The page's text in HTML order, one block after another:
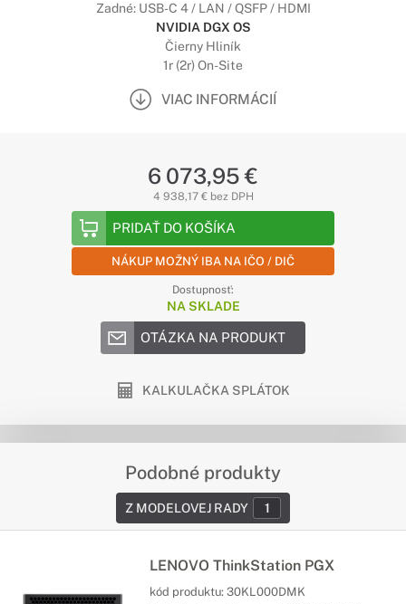
Zadné: USB-C 4 / LAN / QSFP / HDMI
NVIDIA DGX OS
Čierny Hliník
1r (2r) On-Site
VIAC INFORMÁCIÍ
6 073,95 €
4 938,17 € bez DPH
PRIDAŤ DO KOŠÍKA
NÁKUP MOŽNÝ IBA NA IČO / DIČ
Dostupnosť:
NA SKLADE
OTÁZKA NA PRODUKT
KALKULAČKA SPLÁTOK
Podobné produkty
Z MODELOVEJ RADY 1
LENOVO ThinkStation PGX
kód produktu: 30KL000DMK